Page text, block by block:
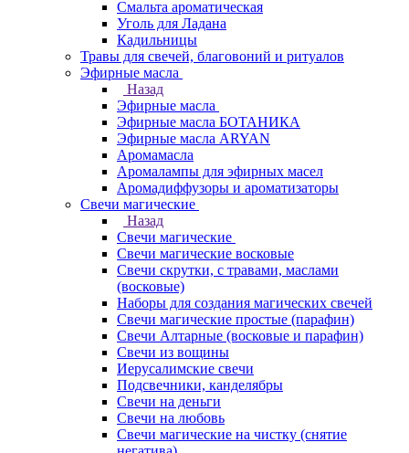
Смальта ароматическая
Уголь для Ладана
Кадильницы
Травы для свечей, благовоний и ритуалов
Эфирные масла
Назад
Эфирные масла
Эфирные масла БОТАНИКА
Эфирные масла ARYAN
Аромамасла
Аромалампы для эфирных масел
Аромадиффузоры и ароматизаторы
Свечи магические
Назад
Свечи магические
Свечи магические восковые
Свечи скрутки, с травами, маслами
(восковые)
Наборы для создания магических свечей
Свечи магические простые (парафин)
Свечи Алтарные (восковые и парафин)
Свечи из вощины
Иерусалимские свечи
Подсвечники, канделябры
Свечи на деньги
Свечи на любовь
Свечи магические на чистку (снятие